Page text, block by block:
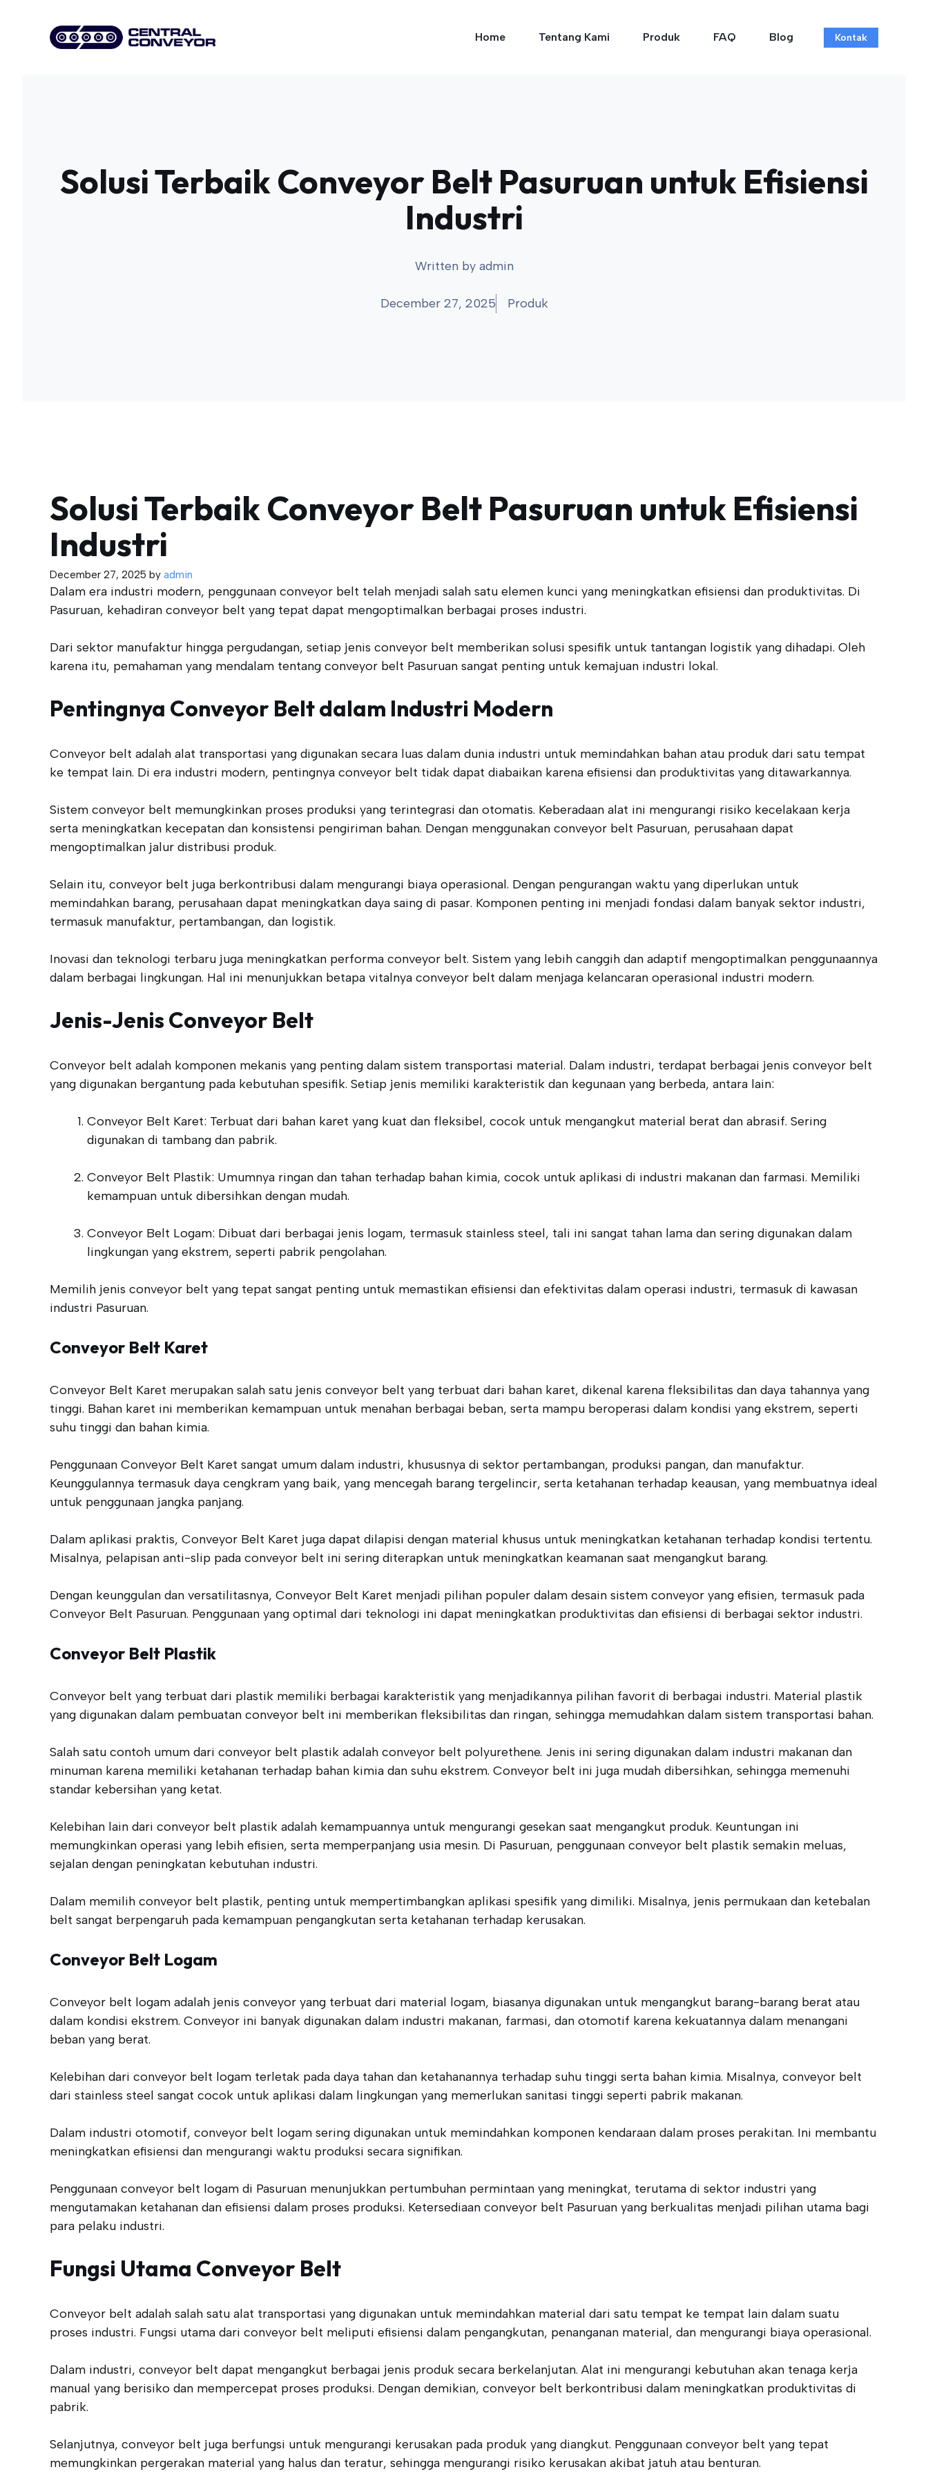
Home Tentang Kami Produk FAQ Blog Kontak
Solusi Terbaik Conveyor Belt Pasuruan untuk Efisiensi
Industri
Written by admin
December 27, 2025 Produk
Solusi Terbaik Conveyor Belt Pasuruan untuk Efisiensi
Industri
December 27, 2025 by admin
Dalam era industri modern, penggunaan conveyor belt telah menjadi salah satu elemen kunci yang meningkatkan efisiensi dan produktivitas. Di
Pasuruan, kehadiran conveyor belt yang tepat dapat mengoptimalkan berbagai proses industri.
Dari sektor manufaktur hingga pergudangan, setiap jenis conveyor belt memberikan solusi spesifik untuk tantangan logistik yang dihadapi. Oleh
karena itu, pemahaman yang mendalam tentang conveyor belt Pasuruan sangat penting untuk kemajuan industri lokal.
Pentingnya Conveyor Belt dalam Industri Modern
Conveyor belt adalah alat transportasi yang digunakan secara luas dalam dunia industri untuk memindahkan bahan atau produk dari satu tempat
ke tempat lain. Di era industri modern, pentingnya conveyor belt tidak dapat diabaikan karena efisiensi dan produktivitas yang ditawarkannya.
Sistem conveyor belt memungkinkan proses produksi yang terintegrasi dan otomatis. Keberadaan alat ini mengurangi risiko kecelakaan kerja
serta meningkatkan kecepatan dan konsistensi pengiriman bahan. Dengan menggunakan conveyor belt Pasuruan, perusahaan dapat
mengoptimalkan jalur distribusi produk.
Selain itu, conveyor belt juga berkontribusi dalam mengurangi biaya operasional. Dengan pengurangan waktu yang diperlukan untuk
memindahkan barang, perusahaan dapat meningkatkan daya saing di pasar. Komponen penting ini menjadi fondasi dalam banyak sektor industri,
termasuk manufaktur, pertambangan, dan logistik.
Inovasi dan teknologi terbaru juga meningkatkan performa conveyor belt. Sistem yang lebih canggih dan adaptif mengoptimalkan penggunaannya
dalam berbagai lingkungan. Hal ini menunjukkan betapa vitalnya conveyor belt dalam menjaga kelancaran operasional industri modern.
Jenis-Jenis Conveyor Belt
Conveyor belt adalah komponen mekanis yang penting dalam sistem transportasi material. Dalam industri, terdapat berbagai jenis conveyor belt
yang digunakan bergantung pada kebutuhan spesifik. Setiap jenis memiliki karakteristik dan kegunaan yang berbeda, antara lain:
Conveyor Belt Karet: Terbuat dari bahan karet yang kuat dan fleksibel, cocok untuk mengangkut material berat dan abrasif. Sering
digunakan di tambang dan pabrik.
Conveyor Belt Plastik: Umumnya ringan dan tahan terhadap bahan kimia, cocok untuk aplikasi di industri makanan dan farmasi. Memiliki
kemampuan untuk dibersihkan dengan mudah.
Conveyor Belt Logam: Dibuat dari berbagai jenis logam, termasuk stainless steel, tali ini sangat tahan lama dan sering digunakan dalam
lingkungan yang ekstrem, seperti pabrik pengolahan.
Memilih jenis conveyor belt yang tepat sangat penting untuk memastikan efisiensi dan efektivitas dalam operasi industri, termasuk di kawasan
industri Pasuruan.
Conveyor Belt Karet
Conveyor Belt Karet merupakan salah satu jenis conveyor belt yang terbuat dari bahan karet, dikenal karena fleksibilitas dan daya tahannya yang
tinggi. Bahan karet ini memberikan kemampuan untuk menahan berbagai beban, serta mampu beroperasi dalam kondisi yang ekstrem, seperti
suhu tinggi dan bahan kimia.
Penggunaan Conveyor Belt Karet sangat umum dalam industri, khususnya di sektor pertambangan, produksi pangan, dan manufaktur.
Keunggulannya termasuk daya cengkram yang baik, yang mencegah barang tergelincir, serta ketahanan terhadap keausan, yang membuatnya ideal
untuk penggunaan jangka panjang.
Dalam aplikasi praktis, Conveyor Belt Karet juga dapat dilapisi dengan material khusus untuk meningkatkan ketahanan terhadap kondisi tertentu.
Misalnya, pelapisan anti-slip pada conveyor belt ini sering diterapkan untuk meningkatkan keamanan saat mengangkut barang.
Dengan keunggulan dan versatilitasnya, Conveyor Belt Karet menjadi pilihan populer dalam desain sistem conveyor yang efisien, termasuk pada
Conveyor Belt Pasuruan. Penggunaan yang optimal dari teknologi ini dapat meningkatkan produktivitas dan efisiensi di berbagai sektor industri.
Conveyor Belt Plastik
Conveyor belt yang terbuat dari plastik memiliki berbagai karakteristik yang menjadikannya pilihan favorit di berbagai industri. Material plastik
yang digunakan dalam pembuatan conveyor belt ini memberikan fleksibilitas dan ringan, sehingga memudahkan dalam sistem transportasi bahan.
Salah satu contoh umum dari conveyor belt plastik adalah conveyor belt polyurethene. Jenis ini sering digunakan dalam industri makanan dan
minuman karena memiliki ketahanan terhadap bahan kimia dan suhu ekstrem. Conveyor belt ini juga mudah dibersihkan, sehingga memenuhi
standar kebersihan yang ketat.
Kelebihan lain dari conveyor belt plastik adalah kemampuannya untuk mengurangi gesekan saat mengangkut produk. Keuntungan ini
memungkinkan operasi yang lebih efisien, serta memperpanjang usia mesin. Di Pasuruan, penggunaan conveyor belt plastik semakin meluas,
sejalan dengan peningkatan kebutuhan industri.
Dalam memilih conveyor belt plastik, penting untuk mempertimbangkan aplikasi spesifik yang dimiliki. Misalnya, jenis permukaan dan ketebalan
belt sangat berpengaruh pada kemampuan pengangkutan serta ketahanan terhadap kerusakan.
Conveyor Belt Logam
Conveyor belt logam adalah jenis conveyor yang terbuat dari material logam, biasanya digunakan untuk mengangkut barang-barang berat atau
dalam kondisi ekstrem. Conveyor ini banyak digunakan dalam industri makanan, farmasi, dan otomotif karena kekuatannya dalam menangani
beban yang berat.
Kelebihan dari conveyor belt logam terletak pada daya tahan dan ketahanannya terhadap suhu tinggi serta bahan kimia. Misalnya, conveyor belt
dari stainless steel sangat cocok untuk aplikasi dalam lingkungan yang memerlukan sanitasi tinggi seperti pabrik makanan.
Dalam industri otomotif, conveyor belt logam sering digunakan untuk memindahkan komponen kendaraan dalam proses perakitan. Ini membantu
meningkatkan efisiensi dan mengurangi waktu produksi secara signifikan.
Penggunaan conveyor belt logam di Pasuruan menunjukkan pertumbuhan permintaan yang meningkat, terutama di sektor industri yang
mengutamakan ketahanan dan efisiensi dalam proses produksi. Ketersediaan conveyor belt Pasuruan yang berkualitas menjadi pilihan utama bagi
para pelaku industri.
Fungsi Utama Conveyor Belt
Conveyor belt adalah salah satu alat transportasi yang digunakan untuk memindahkan material dari satu tempat ke tempat lain dalam suatu
proses industri. Fungsi utama dari conveyor belt meliputi efisiensi dalam pengangkutan, penanganan material, dan mengurangi biaya operasional.
Dalam industri, conveyor belt dapat mengangkut berbagai jenis produk secara berkelanjutan. Alat ini mengurangi kebutuhan akan tenaga kerja
manual yang berisiko dan mempercepat proses produksi. Dengan demikian, conveyor belt berkontribusi dalam meningkatkan produktivitas di
pabrik.
Selanjutnya, conveyor belt juga berfungsi untuk mengurangi kerusakan pada produk yang diangkut. Penggunaan conveyor belt yang tepat
memungkinkan pergerakan material yang halus dan teratur, sehingga mengurangi risiko kerusakan akibat jatuh atau benturan.